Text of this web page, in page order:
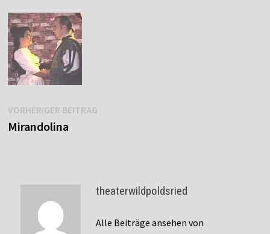
Beitragsnavigation
VORHERIGER BEITRAGVorheriger
Mirandolina
theaterwildpoldsried
Alle Beiträge ansehen von